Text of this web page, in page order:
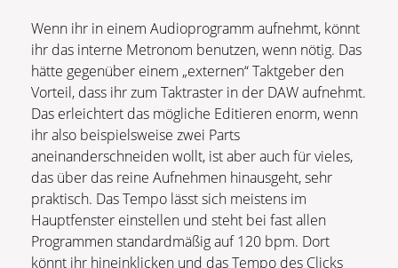
Wenn ihr in einem Audioprogramm aufnehmt, könnt
ihr das interne Metronom benutzen, wenn nötig. Das
hätte gegenüber einem „externen“ Taktgeber den
Vorteil, dass ihr zum Taktraster in der DAW aufnehmt.
Das erleichtert das mögliche Editieren enorm, wenn
ihr also beispielsweise zwei Parts
aneinanderschneiden wollt, ist aber auch für vieles,
das über das reine Aufnehmen hinausgeht, sehr
praktisch. Das Tempo lässt sich meistens im
Hauptfenster einstellen und steht bei fast allen
Programmen standardmäßig auf 120 bpm. Dort
könnt ihr hineinklicken und das Tempo des Clicks